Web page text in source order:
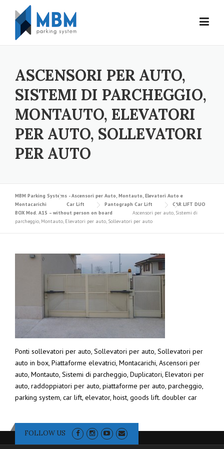
Skip to content
ASCENSORI PER AUTO,
SISTEMI DI PARCHEGGIO,
MONTAUTO, ELEVATORI
PER AUTO, SOLLEVATORI
PER AUTO
MBM Parking Systems - Ascensori per Auto, Montauto, Elevatori Auto e
Montacarichi
Car Lift Pantograph Car Lift
CAR LIFT DUO
BOX Mod. A1S – without person on board
Ascensori per auto, Sistemi di
parcheggio, Montauto, Elevatori per auto, Sollevatori per auto
Ponti sollevatori per auto, Sollevatori per auto, Sollevatori per
auto in box, Piattaforme elevatrici, Montacarichi, Ascensori per
auto, Montauto, Sistemi di parcheggio, Duplicatori, Elevatori per
auto, raddoppiatori per auto, piattaforme per auto, parcheggio,
parking system, car lift, elevator, hoist, goods lift. doubler car
FOLLOW US